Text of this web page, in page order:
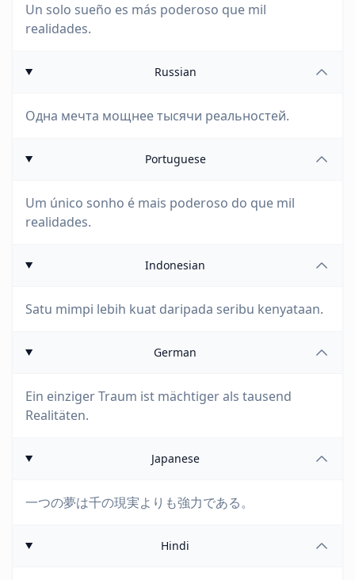
Un solo sueño es más poderoso que mil
realidades.
Russian
Одна мечта мощнее тысячи реальностей.
Portuguese
Um único sonho é mais poderoso do que mil
realidades.
Indonesian
Satu mimpi lebih kuat daripada seribu kenyataan.
German
Ein einziger Traum ist mächtiger als tausend
Realitäten.
Japanese
一つの夢は千の現実よりも強力である。
Hindi